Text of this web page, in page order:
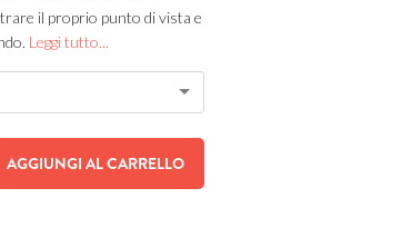
il proprio punto di vista e
Leggi tutto...
AGGIUNGI AL CARRELLO